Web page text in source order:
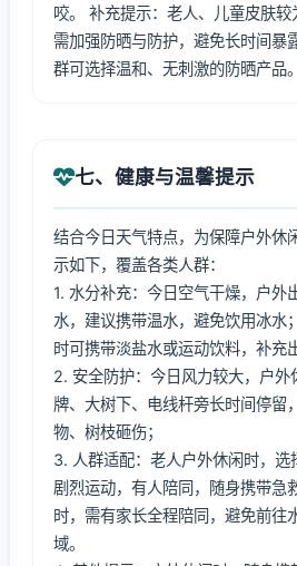
咬。 补充提示：老人、儿童皮肤
需加强防晒与防护，避免长时间暴
群可选择温和、无刺激的防晒产品。
七、健康与温馨提示
结合今日天气特点，为保障户外休
示如下，覆盖各类人群：
1. 水分补充：今日空气干燥，户外
水，建议携带温水，避免饮用冰水
时可携带淡盐水或运动饮料，补充
2. 安全防护：今日风力较大，户外
牌、大树下、电线杆旁长时间停留
物、树枝砸伤；
3. 人群适配：老人户外休闲时，选
剧烈运动，有人陪同，随身携带急
时，需有家长全程陪同，避免前往
域。